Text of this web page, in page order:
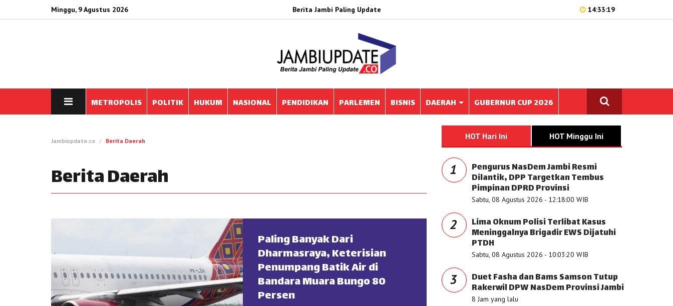
Minggu, 9 Agustus 2026 Berita Jambi Paling Update 14:33:19
METROPOLIS POLITIK HUKUM NASIONAL PENDIDIKAN PARLEMEN BISNIS DAERAH GUBERNUR CUP 2026
Jambiupdate.co Berita Daerah
Berita Daerah
Paling Banyak Dari
Dharmasraya, Keterisian
Penumpang Batik Air di
Bandara Muara Bungo 80
Persen
HOT Hari Ini HOT Minggu Ini
1 Pengurus NasDem Jambi Resmi
Dilantik, DPP Targetkan Tembus
Pimpinan DPRD Provinsi
Sabtu, 08 Agustus 2026 - 12:18:00 WIB
2 Lima Oknum Polisi Terlibat Kasus
Meninggalnya Brigadir EWS Dijatuhi
PTDH
Sabtu, 08 Agustus 2026 - 10:03:20 WIB
3 Duet Fasha dan Bams Samson Tutup
Rakerwil DPW NasDem Provinsi Jambi
8 Jam yang lalu